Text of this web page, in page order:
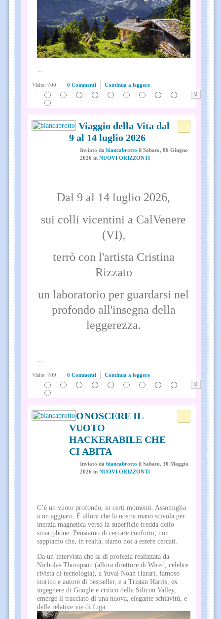
...
0 Commenti Continua a leggere
Visite: 700
0
Il Viaggio della Vita dal
9 al 14 luglio 2026
Inviato da biancabrotto il Sabato, 06 Giugno
2026 in NUOVI ORIZZONTI
Dal 9 al 14 luglio 2026,
sui colli vicentini a CalVenere
(VI),
terrò con l'artista Cristina
Rizzato
un laboratorio per guardarsi nel
profondo all'insegna della
leggerezza.
...
0 Commenti Continua a leggere
Visite: 709
0
CONOSCERE IL
VUOTO
HACKERABILE CHE
CI ABITA
Inviato da biancabrotto il Sabato, 30 Maggio
2026 in NUOVI ORIZZONTI
C’è un vuoto profondo, in certi momenti. Assomiglia
a un agguato. È allora che la nostra mano scivola per
inerzia magnetica verso la superficie fredda dello
smartphone. Pensiamo di cercare conforto; non
sappiamo che, in realtà, siamo noi a essere cercati.
Da un’intervista che sa di profezia realizzata da
Nicholas Thompson (allora direttore di Wired, celebre
rivista di tecnologia), a Yuval Noah Harari, famoso
storico e autore di bestseller, e a Tristan Harris, ex
ingegnere di Google e critico della Silicon Valley,
emerge il tracciato di una nuova, elegante schiavitù, e
delle relative vie di fuga.